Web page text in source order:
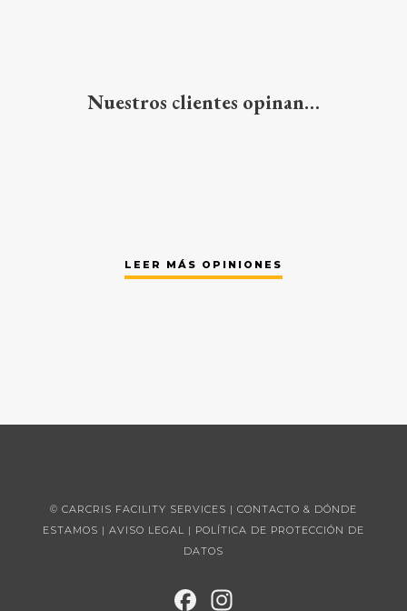
Nuestros clientes opinan…
LEER MÁS OPINIONES
© CARCRIS FACILITY SERVICES | CONTACTO & DÓNDE
ESTAMOS | AVISO LEGAL | POLÍTICA DE PROTECCIÓN DE
DATOS
FAC